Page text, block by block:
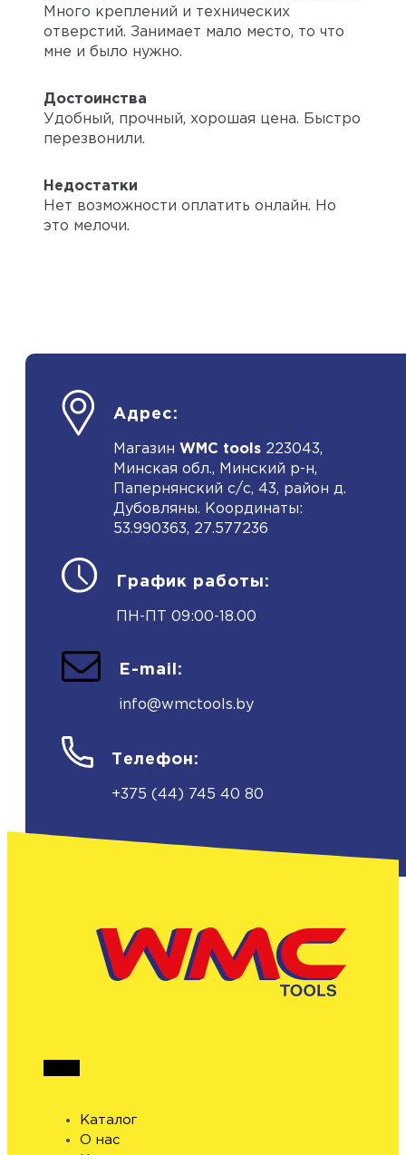
Много креплений и технических
отверстий. Занимает мало место, то что
мне и было нужно.
Достоинства
Удобный, прочный, хорошая цена. Быстро
перезвонили.
Недостатки
Нет возможности оплатить онлайн. Но
это мелочи.
Адрес:
Магазин WMC tools 223043,
Минская обл., Минский р-н,
Папернянский с/с, 43, район д.
Дубовляны. Координаты:
53.990363, 27.577236
График работы:
ПН-ПТ 09:00-18.00
E-mail:
info@wmctools.by
Телефон:
+375 (44) 745 40 80
Каталог
О нас